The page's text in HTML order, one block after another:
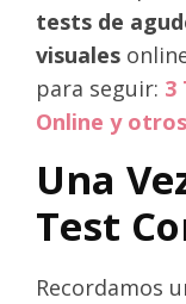
tests de
visuales
para seguir: 3
Online y
Una
Test
Recordamos